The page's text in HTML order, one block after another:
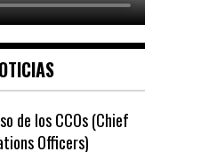
de los CCOs (Chief
Officers)